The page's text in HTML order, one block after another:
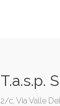
T.a.s.p.
2/c, Via Valle